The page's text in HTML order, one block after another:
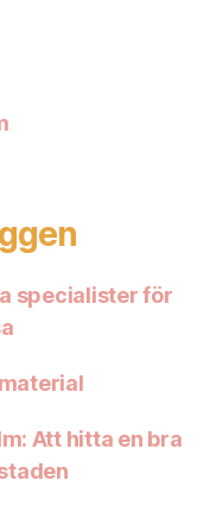
specialister för
Att hitta en bra